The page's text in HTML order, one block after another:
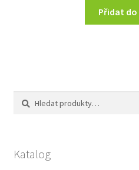
Přidat do
Hledat:
Hledat
Katalog